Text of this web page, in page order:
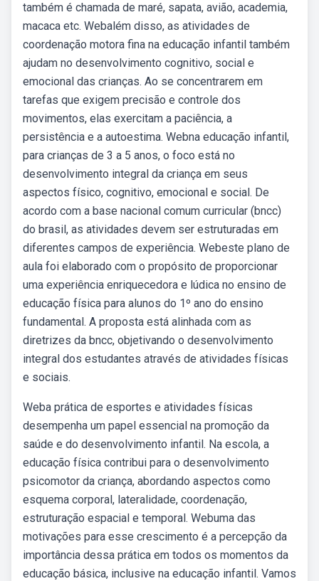
também é chamada de maré, sapata, avião, academia,
macaca etc. Webalém disso, as atividades de
coordenação motora fina na educação infantil também
ajudam no desenvolvimento cognitivo, social e
emocional das crianças. Ao se concentrarem em
tarefas que exigem precisão e controle dos
movimentos, elas exercitam a paciência, a
persistência e a autoestima. Webna educação infantil,
para crianças de 3 a 5 anos, o foco está no
desenvolvimento integral da criança em seus
aspectos físico, cognitivo, emocional e social. De
acordo com a base nacional comum curricular (bncc)
do brasil, as atividades devem ser estruturadas em
diferentes campos de experiência. Webeste plano de
aula foi elaborado com o propósito de proporcionar
uma experiência enriquecedora e lúdica no ensino de
educação física para alunos do 1º ano do ensino
fundamental. A proposta está alinhada com as
diretrizes da bncc, objetivando o desenvolvimento
integral dos estudantes através de atividades físicas
e sociais.
Weba prática de esportes e atividades físicas
desempenha um papel essencial na promoção da
saúde e do desenvolvimento infantil. Na escola, a
educação física contribui para o desenvolvimento
psicomotor da criança, abordando aspectos como
esquema corporal, lateralidade, coordenação,
estruturação espacial e temporal. Webuma das
motivações para esse crescimento é a percepção da
importância dessa prática em todos os momentos da
educação básica, inclusive na educação infantil. Vamos